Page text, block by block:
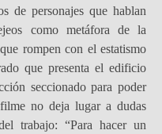
de personajes que hablan
como metáfora de la
rompen con el estatismo
que presenta el edificio
seccionado para poder
no deja lugar a dudas
trabajo: “Para hacer un